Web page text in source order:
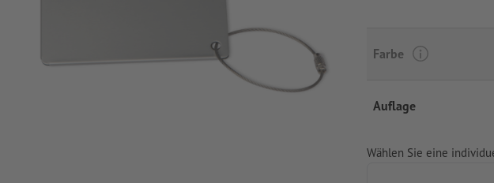
Farbe
Auflage
Wählen Sie eine